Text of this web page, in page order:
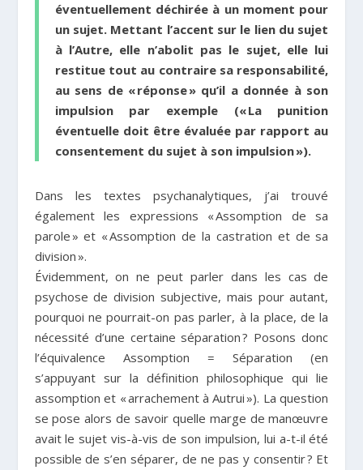
éventuellement déchirée à un moment pour
un sujet. Mettant l’accent sur le lien du sujet
à l’Autre, elle n’abolit pas le sujet, elle lui
restitue tout au contraire sa responsabilité,
au sens de « réponse » qu’il a donnée à son
impulsion par exemple (« La punition
éventuelle doit être évaluée par rapport au
consentement du sujet à son impulsion »).
Dans les textes psychanalytiques, j’ai trouvé
également les expressions « Assomption de sa
parole » et « Assomption de la castration et de sa
division ».
Évidemment, on ne peut parler dans les cas de
psychose de division subjective, mais pour autant,
pourquoi ne pourrait-on pas parler, à la place, de la
nécessité d’une certaine séparation ? Posons donc
l’équivalence Assomption = Séparation (en
s’appuyant sur la définition philosophique qui lie
assomption et « arrachement à Autrui »). La question
se pose alors de savoir quelle marge de manœuvre
avait le sujet vis-à-vis de son impulsion, lui a-t-il été
possible de s’en séparer, de ne pas y consentir ? Et